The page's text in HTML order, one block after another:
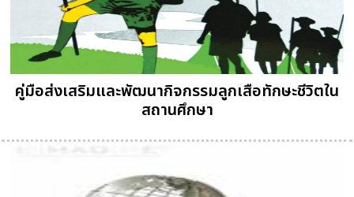
คู่มือส่งเสริมและพัฒนากิจกรรมลูกเสือทักษะชีวิตใน
สถานศึกษา